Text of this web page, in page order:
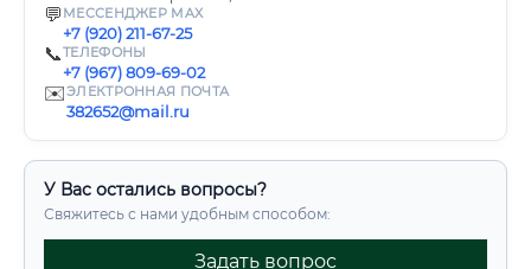
💬 МЕССЕНДЖЕР MAX
+7 (920) 211-67-25
📞ТЕЛЕФОНЫ
+7 (967) 809-69-02
✉️ЭЛЕКТРОННАЯ ПОЧТА
382652@mail.ru
У Вас остались вопросы?
Свяжитесь с нами удобным способом:
Задать вопрос